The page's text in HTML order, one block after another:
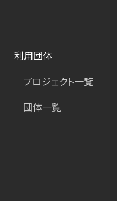
利用団体
プロジェクト一覧
団体一覧